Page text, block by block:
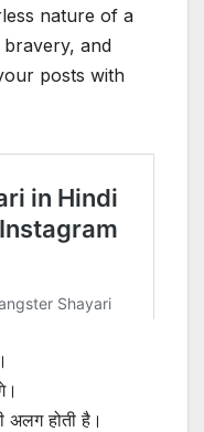
nature of a
bravery, and
posts with
अलग होती है।